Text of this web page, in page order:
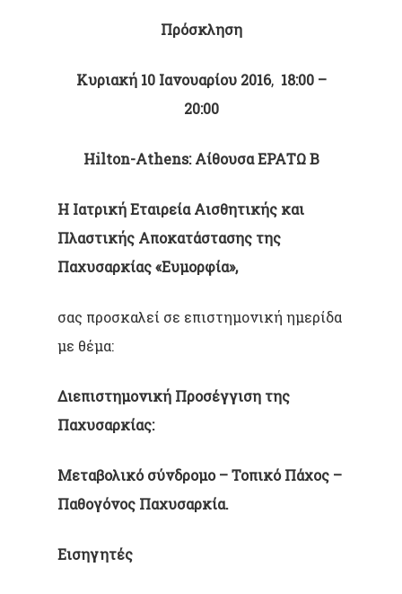
Πρόσκληση
Κυριακή 10 Ιανουαρίου 2016, 18:00 –
20:00
Hilton-Αthens: Αίθουσα EΡΑΤΩ Β
Η Ιατρική Εταιρεία Αισθητικής και
Πλαστικής Αποκατάστασης της
Παχυσαρκίας«Ευμορφία»,
σας προσκαλεί σε επιστημονική ημερίδα
με θέμα:
Διεπιστημονική Προσέγγιση της
Παχυσαρκίας:
Μεταβολικό σύνδρομο – Τοπικό Πάχος –
Παθογόνος Παχυσαρκία.
Εισηγητές